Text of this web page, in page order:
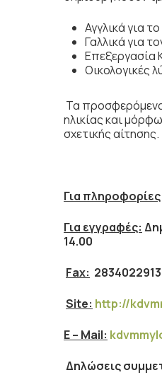
Αγγλικά για
Γαλλικά για
Επεξεργασία
Οικολογικές
Τα
ηλικίας και
σχετικής αίτησης.
Για πληροφορίες
Για εγγραφές:
14.00
Fax: 2834022913
Site: http://
E– Mail:
Δηλώσεις